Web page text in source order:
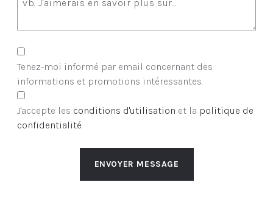
Tenez-moi informé par email concernant des
informations et promotions intéressantes.
J'accepte les conditions d'utilisation et la politique de
confidentialité
ENVOYER MESSAGE